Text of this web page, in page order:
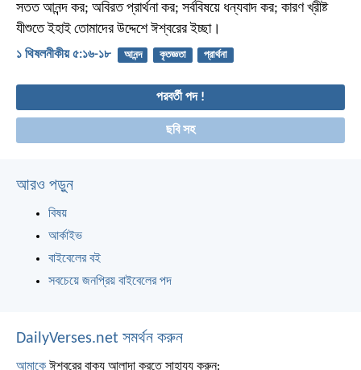
সতত আনন্দ কর; অবিরত প্রার্থনা কর; সর্ববিষয়ে ধন্যবাদ কর; কারণ খ্রীষ্ট
যীশুতে ইহাই তোমাদের উদ্দেশে ঈশ্বরের ইচ্ছা।
১ থিষলনীকীয় ৫:১৬-১৮ আনন্দ কৃতজ্ঞতা প্রার্থনা
পরবর্তী পদ !
ছবি সহ
আরও পড়ুন
বিষয়
আর্কাইভ
বাইবেলের বই
সবচেয়ে জনপ্রিয় বাইবেলের পদ
DailyVerses.net সমর্থন করুন
আমাকে ঈশ্বরের বাক্য আলাদা করতে সাহায্য করুন: